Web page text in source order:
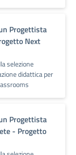
Progettista
Next
selezione
didattica per
Progettista
- Progetto